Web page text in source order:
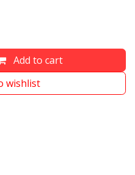
Add to cart
wishlist